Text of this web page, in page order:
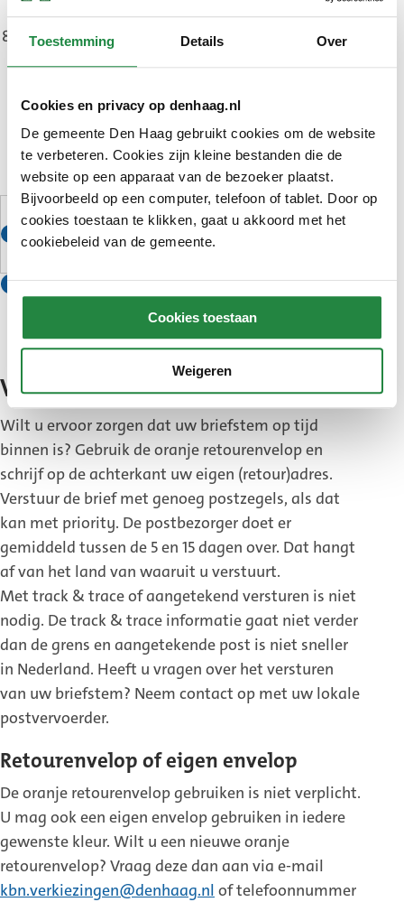
Toestemming Details Over
Cookies en privacy op denhaag.nl
De gemeente Den Haag gebruikt cookies om de website
te verbeteren. Cookies zijn kleine bestanden die de
website op een apparaat van de bezoeker plaatst.
Bijvoorbeeld op een computer, telefoon of tablet. Door op
cookies toestaan te klikken, gaat u akkoord met het
cookiebeleid van de gemeente.
Cookies toestaan
Weigeren
postzegels op.
Doe de retourenvelop op de post. U kunt de
retourenvelop:
opsturen naar, of afgeven bij ambassade of
consulaat (geen honorair consul). De
ambassade of het consulaat stuurt uw stem
door naar het briefstembureau in Den Haag.
Tip: bekijk de video‘Stemmen per brief
als kiezer buiten Nederland’
Leeshoe u fraude kunt voorkomen
(Externe
met een
kopie van uw identiteitsbewijs of gebruik de
KopieID-app
(Externe
link)
om een veilige kopie te maken.
Versturen van uw briefstem
Wilt u ervoor zorgen dat uw briefstem op tijd
binnen is? Gebruik de oranje retourenvelop en
schrijf op de achterkant uw eigen (retour)adres.
Verstuur de brief met genoeg postzegels, als dat
kan met priority. De postbezorger doet er
gemiddeld tussen de 5 en 15 dagen over. Dat hangt
af van het land van waaruit u verstuurt.
Met track & trace of aangetekend versturen is niet
nodig. De track & trace informatie gaat niet verder
dan de grens en aangetekende post is niet sneller
in Nederland. Heeft u vragen over het versturen
van uw briefstem? Neem contact op met uw lokale
postvervoerder.
Retourenvelop of eigen envelop
De oranje retourenvelop gebruiken is niet verplicht.
U mag ook een eigen envelop gebruiken in iedere
gewenste kleur. Wilt u een nieuwe oranje
retourenvelop? Vraag deze dan aan via e-mail
kbn.verkiezingen@denhaag.nl of telefoonnummer